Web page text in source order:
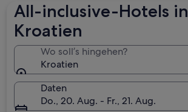
All-inclusive-Hotels in
Kroatien
Wo soll’s hingehen?
Kroatien
Daten
Do., 20. Aug. - Fr., 21. Aug.